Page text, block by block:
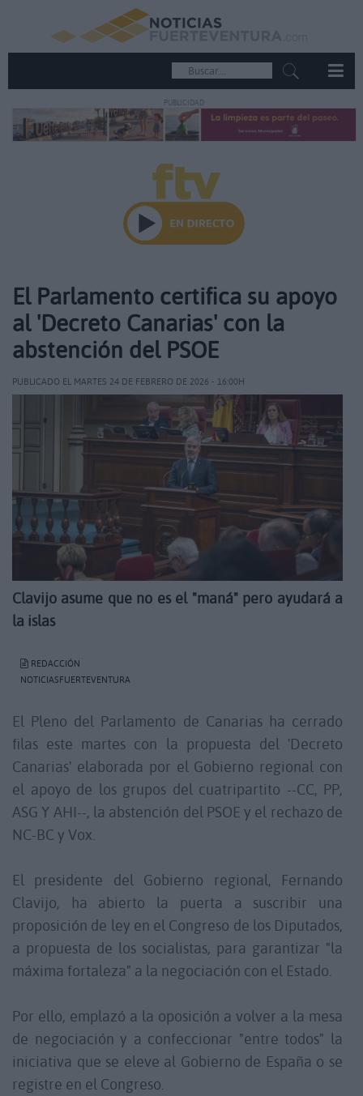
PUBLICIDAD
El Parlamento certifica su apoyo
al 'Decreto Canarias' con la
abstención del PSOE
PUBLICADO EL MARTES 24 DE FEBRERO DE 2026 - 16:00H
Clavijo asume que no es el "maná" pero ayudará a
la islas
REDACCIÓN
NOTICIASFUERTEVENTURA
El Pleno del Parlamento de Canarias ha cerrado
filas este martes con la propuesta del 'Decreto
Canarias' elaborada por el Gobierno regional con
el apoyo de los grupos del cuatripartito --CC, PP,
ASG Y AHI--, la abstención del PSOE y el rechazo de
NC-BC y Vox.
El presidente del Gobierno regional, Fernando
Clavijo, ha abierto la puerta a suscribir una
proposición de ley en el Congreso de los Diputados,
a propuesta de los socialistas, para garantizar "la
máxima fortaleza" a la negociación con el Estado.
Por ello, emplazó a la oposición a volver a la mesa
de negociación y a confeccionar "entre todos" la
iniciativa que se eleve al Gobierno de España o se
registre en el Congreso.